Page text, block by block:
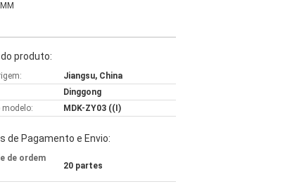
produto:
Jiangsu, China
Dinggong
modelo:
MDK-ZY03 ((I)
de Pagamento e Envio:
de ordem
20 partes